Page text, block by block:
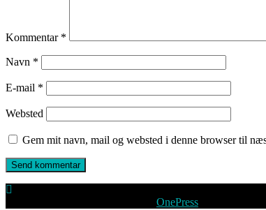
Kommentar *
Navn *
E-mail *
Websted
Gem mit navn, mail og websted i denne browser til
OnePress